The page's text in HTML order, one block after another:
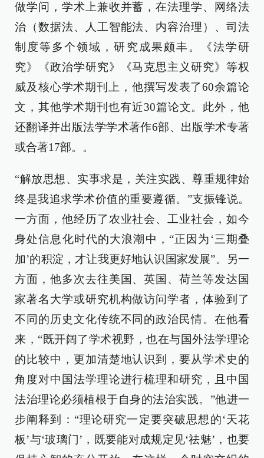
做学问，学术上兼收并蓄，在法理学、网络法
治（数据法、人工智能法、内容治理）、司法
制度等多个领域，研究成果颇丰。《法学研
究》《政治学研究》《马克思主义研究》等权
威及核心学术期刊上，他撰写发表了60余篇论
文，其他学术期刊也有近30篇论文。此外，他
还翻译并出版法学学术著作6部、出版学术专著
或合著17部。。
“解放思想、实事求是，关注实践、尊重规律始
终是我追求学术价值的重要遵循。”支振锋说。
一方面，他经历了农业社会、工业社会，如今
身处信息化时代的大浪潮中，“正因为‘三期叠
加’的积淀，才让我更好地认识国家发展”。另一
方面，他多次去往美国、英国、荷兰等发达国
家著名大学或研究机构做访问学者，体验到了
不同的历史文化传统不同的政治民情。在他看
来，“既开阔了学术视野，也在与国外法学理论
的比较中，更加清楚地认识到，要从学术史的
角度对中国法学理论进行梳理和研究，且中国
法治理论必须植根于自身的法治实践。”他进一
步阐释到：“理论研究一定要突破思想的‘天花
板’与‘玻璃门’，既要能对成规定见‘祛魅’，也要